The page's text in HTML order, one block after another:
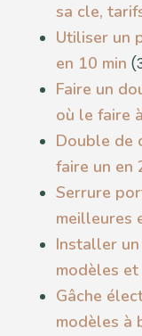
sa cle,
Utiliser un
en 10 min
Faire un
où le faire
Double de
faire un en
Serrure
meilleures
Installer
modèles et
Gâche
modèles à